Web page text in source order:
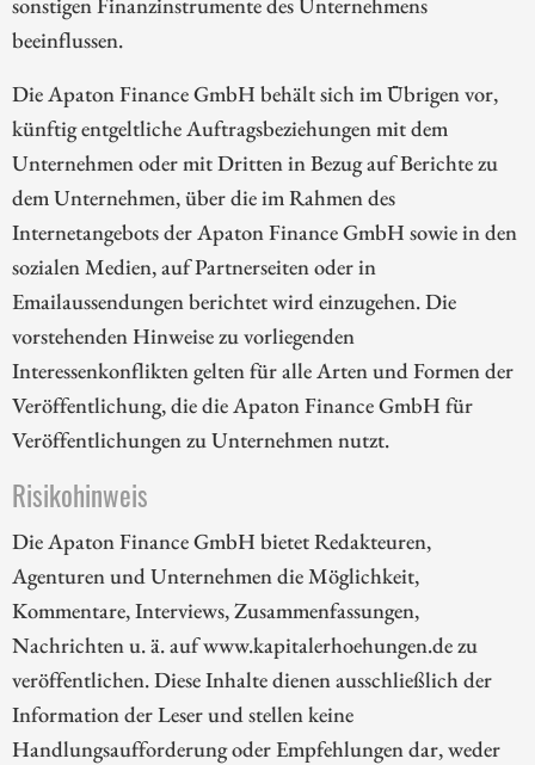
beeinflussen.
Die Apaton Finance GmbH behält sich im Übrigen vor,
künftig entgeltliche Auftragsbeziehungen mit dem
Unternehmen oder mit Dritten in Bezug auf Berichte zu
dem Unternehmen, über die im Rahmen des
Internetangebots der Apaton Finance GmbH sowie in den
sozialen Medien, auf Partnerseiten oder in
Emailaussendungen berichtet wird einzugehen. Die
vorstehenden Hinweise zu vorliegenden
Interessenkonflikten gelten für alle Arten und Formen der
Veröffentlichung, die die Apaton Finance GmbH für
Veröffentlichungen zu Unternehmen nutzt.
Risikohinweis
Die Apaton Finance GmbH bietet Redakteuren,
Agenturen und Unternehmen die Möglichkeit,
Kommentare, Interviews, Zusammenfassungen,
Nachrichten u. ä. auf www.kapitalerhoehungen.de zu
veröffentlichen. Diese Inhalte dienen ausschließlich der
Information der Leser und stellen keine
Handlungsaufforderung oder Empfehlungen dar, weder